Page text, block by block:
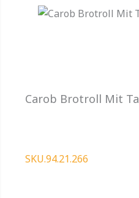
Carob Brotroll Mit
SKU.94.21.266